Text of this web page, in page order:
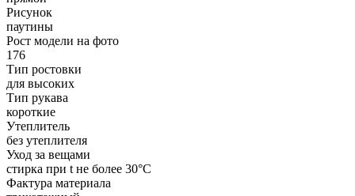
Рисунок
паутины
Рост модели на фото
176
Тип ростовки
для высоких
Тип рукава
короткие
Утеплитель
без утеплителя
Уход за вещами
стирка при t не более 30°C
Фактура материала